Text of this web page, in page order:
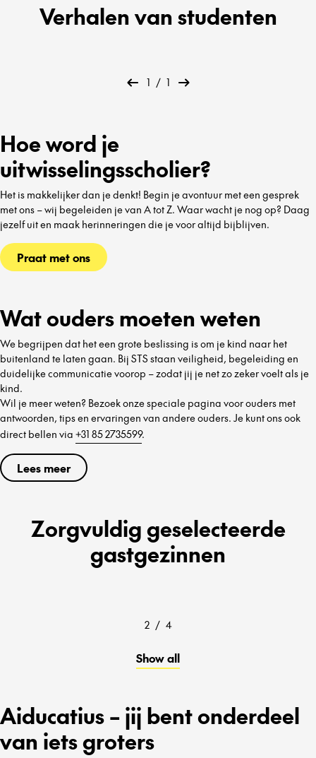
Verhalen van studenten
1 / 1
Hoe word je
uitwisselingsscholier?
Het is makkelijker dan je denkt! Begin je avontuur met een gesprek
met ons – wij begeleiden je van A tot Z. Waar wacht je nog op? Daag
jezelf uit en maak herinneringen die je voor altijd bijblijven.
Praat met ons
Wat ouders moeten weten
We begrijpen dat het een grote beslissing is om je kind naar het
buitenland te laten gaan. Bij STS staan veiligheid, begeleiding en
duidelijke communicatie voorop – zodat jij je net zo zeker voelt als je
kind.
Wil je meer weten? Bezoek onze speciale pagina voor ouders met
antwoorden, tips en ervaringen van andere ouders. Je kunt ons ook
direct bellen via +31 85 2735599.
Lees meer
Zorgvuldig geselecteerde
gastgezinnen
2 / 4
Show all
Aiducatius – jij bent onderdeel
van iets groters